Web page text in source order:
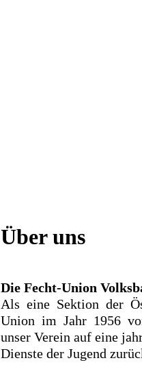
Über uns
Die Fecht-Union
Als eine Sektion der
Union im Jahr 1956
unser Verein auf eine
Dienste der Jugend